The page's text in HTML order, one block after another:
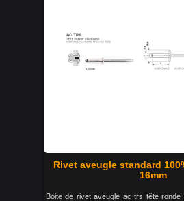
Rivet aveugle standard
16mm
Boite de rivet aveugle ac trs tête